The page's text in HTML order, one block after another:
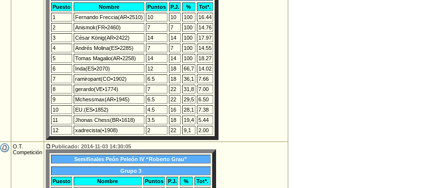
Puesto
Nombre Puntos P.J. %
Tot*.
1
Fernando Freccia(AR•2510) 10 10 100
16.44
2
Anismok(FR•2460) 7 7 100
14.76
3
César König(AR•2422) 14 14 100
17.97
4
Andrés Molina(ES•2285) 7 7 100
14.55
5
Tomas Magalio(AR•2258) 14 14 100
18.27
6
Inda(ES•2070) 12 18 66,7
14.02
7
ramiropant(CO•1902) 6.5 18 36,1
7.66
8
gerardo(VE•1774) 7 22 31,8
7.00
9
Mchessmax(AR•1945) 6.5 22 29,5
6.50
10
EU.(ES•1852) 4.5 16 28,1
7.38
11
Jhonas Chess(BR•1618) 3.5 18 19,4
5.44
12
xadrecista(•1908) 2 22 9,1 2.00
O.T.
Competición
Publicado: 2014-11-03 14:30:05
Semifinales Peón Peleón IV “Roberto Grau”
Grupo 3
Puesto
Nombre Puntos P.J. %
Tot*.